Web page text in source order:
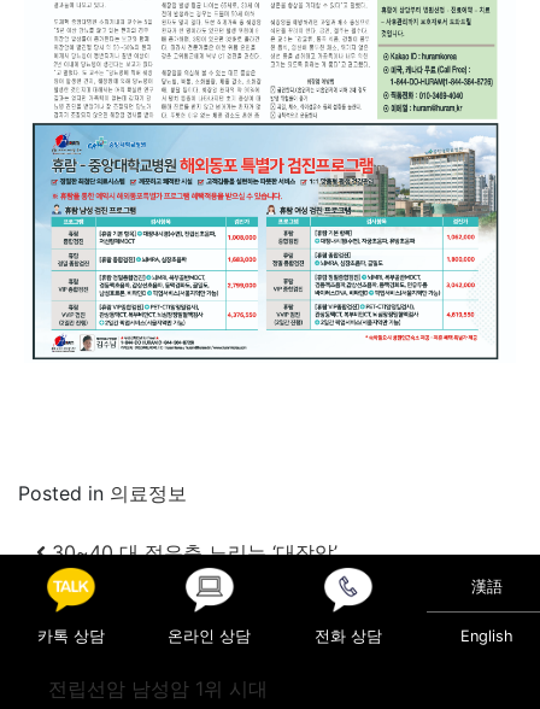
Posted in 의료정보
Post navigation
30~40 대 젊은층 노리는 ‘대장암’
짜게 먹는 습관, 흡연…침묵의 질환 ‘골다공증’의 적
카톡 상담 온라인 상담 전화 상담
漢語
English
전립선암 남성암 1위 시대